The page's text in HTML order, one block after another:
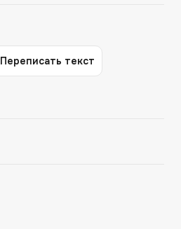
Переписать текст